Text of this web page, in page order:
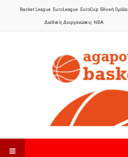
Basket League EuroLeague EuroCup Εθνική Ομάδα
Διεθνείς Διοργανώσεις NBA